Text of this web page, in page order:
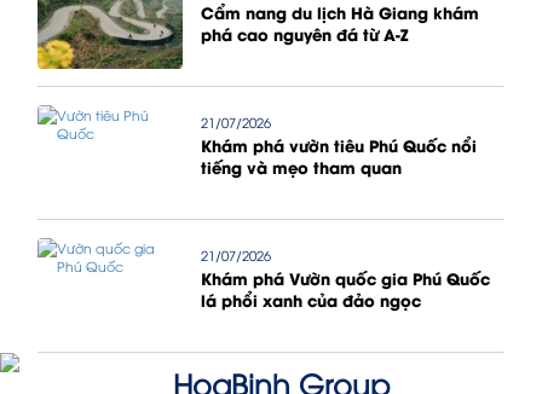
Cẩm nang du lịch Hà Giang khám
phá cao nguyên đá từ A-Z
21/07/2026
Khám phá vườn tiêu Phú Quốc nổi
tiếng và mẹo tham quan
21/07/2026
Khám phá Vườn quốc gia Phú Quốc
lá phổi xanh của đảo ngọc